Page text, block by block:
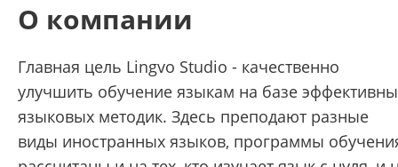
О компании
Главная цель Lingvo Studio - качественно
улучшить обучение языкам на базе
языковых методик. Здесь преподают разные
виды иностранных языков, программы